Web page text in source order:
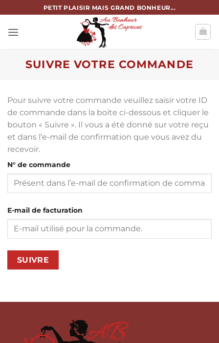
au
contenu
PETIT PLAISIR MAIS GRAND BONHEUR...
SUIVRE VOTRE COMMANDE
Pour suivre votre commande veuillez saisir votre ID
de commande dans la boite ci-dessous et cliquer le
bouton « Suivre ». Il vous a été donné sur votre reçu
et dans l’e-mail de confirmation que vous avez du
recevoir.
N° de commande
E-mail de facturation
SUIVRE